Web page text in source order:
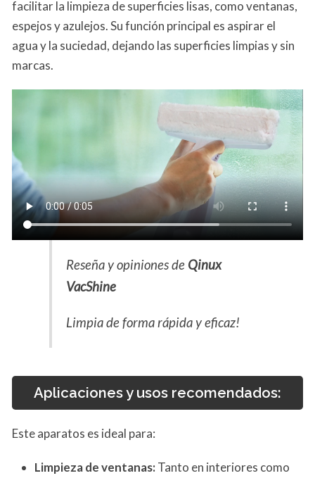
facilitar la limpieza de superficies lisas, como ventanas,
espejos y azulejos. Su función principal es aspirar el
agua y la suciedad, dejando las superficies limpias y sin
marcas.
Reseña y opiniones de Qinux
VacShine
Limpia de forma rápida y eficaz!
Aplicaciones y usos recomendados:
Este aparatos es ideal para:
Limpieza de ventanas:Tanto en interiores como